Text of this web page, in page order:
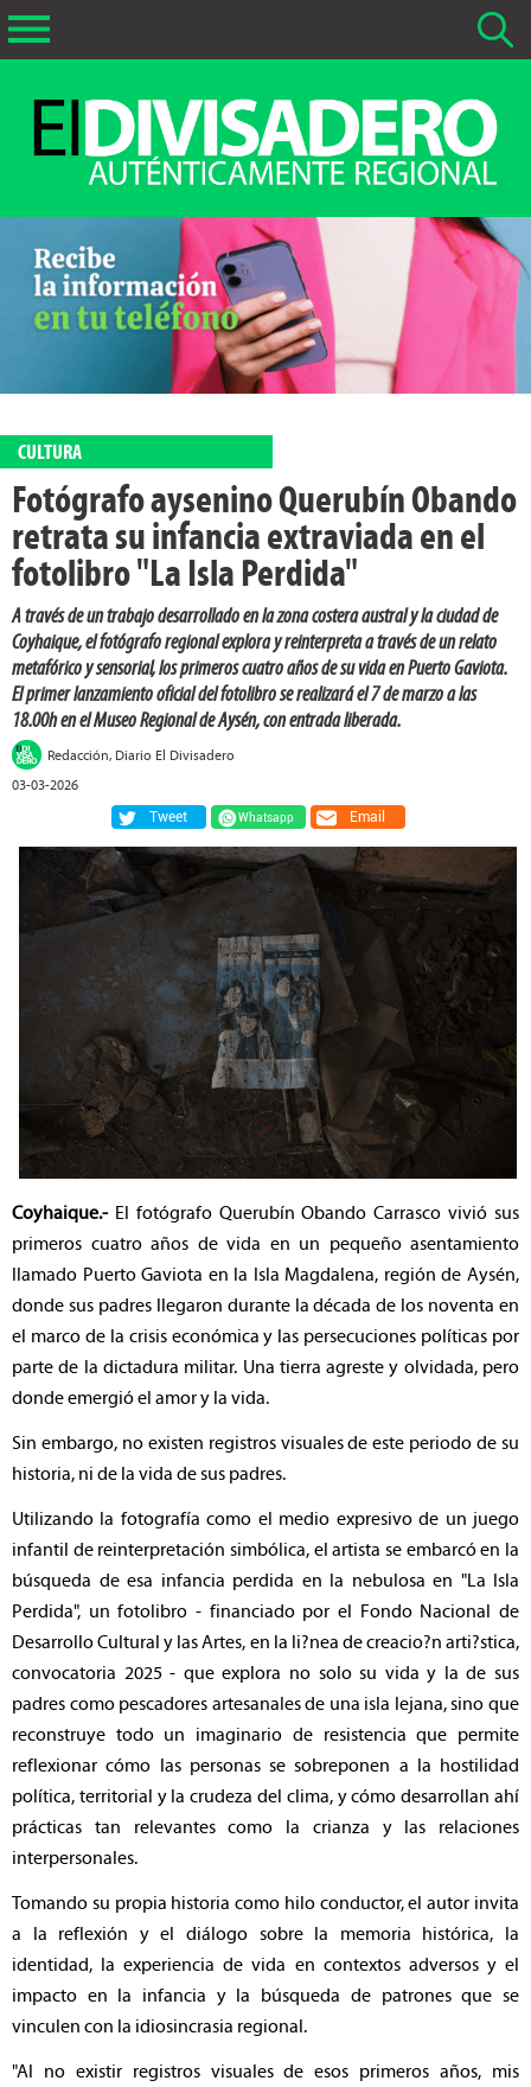
La fecha más antigua por defecto que se buscará es 01-02-
Buscar notas anteriores a 01-02-2026
CULTURA
Fotógrafo aysenino Querubín Obando
retrata su infancia extraviada en el
fotolibro "La Isla Perdida"
A través de un trabajo desarrollado en la zona costera austral y la ciudad de
Coyhaique, el fotógrafo regional explora y reinterpreta a través de un relato
metafórico y sensorial, los primeros cuatro años de su vida en Puerto Gaviota.
El primer lanzamiento oficial del fotolibro se realizará el 7 de marzo a las
18.00h en el Museo Regional de Aysén, con entrada liberada.
Redacción, Diario El Divisadero
03-03-2026
Tweet
Whatsapp Email
Coyhaique.- El fotógrafo Querubín Obando Carrasco vivió sus
primeros cuatro años de vida en un pequeño asentamiento
llamado Puerto Gaviota en la Isla Magdalena, región de Aysén,
donde sus padres llegaron durante la década de los noventa en
el marco de la crisis económica y las persecuciones políticas por
parte de la dictadura militar. Una tierra agreste y olvidada, pero
donde emergió el amor y la vida.
Sin embargo, no existen registros visuales de este periodo de su
historia, ni de la vida de sus padres.
Utilizando la fotografía como el medio expresivo de un juego
infantil de reinterpretación simbólica, el artista se embarcó en la
búsqueda de esa infancia perdida en la nebulosa en "La Isla
Perdida", un fotolibro - financiado por el Fondo Nacional de
Desarrollo Cultural y las Artes, en la li?nea de creacio?n arti?stica,
convocatoria 2025 - que explora no solo su vida y la de sus
padres como pescadores artesanales de una isla lejana, sino que
reconstruye todo un imaginario de resistencia que permite
reflexionar cómo las personas se sobreponen a la hostilidad
política, territorial y la crudeza del clima, y cómo desarrollan ahí
prácticas tan relevantes como la crianza y las relaciones
interpersonales.
Tomando su propia historia como hilo conductor, el autor invita
a la reflexión y el diálogo sobre la memoria histórica, la
identidad, la experiencia de vida en contextos adversos y el
impacto en la infancia y la búsqueda de patrones que se
vinculen con la idiosincrasia regional.
"Al no existir registros visuales de esos primeros años, mis